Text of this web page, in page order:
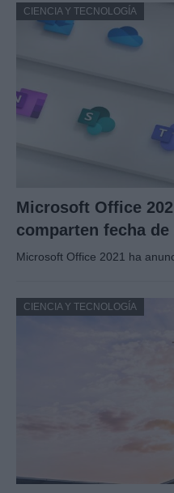
CIENCIA Y TECNOLOGÍA
Microsoft Office
comparten fecha
Microsoft Office 2021 ha
CIENCIA Y TECNOLOGÍA